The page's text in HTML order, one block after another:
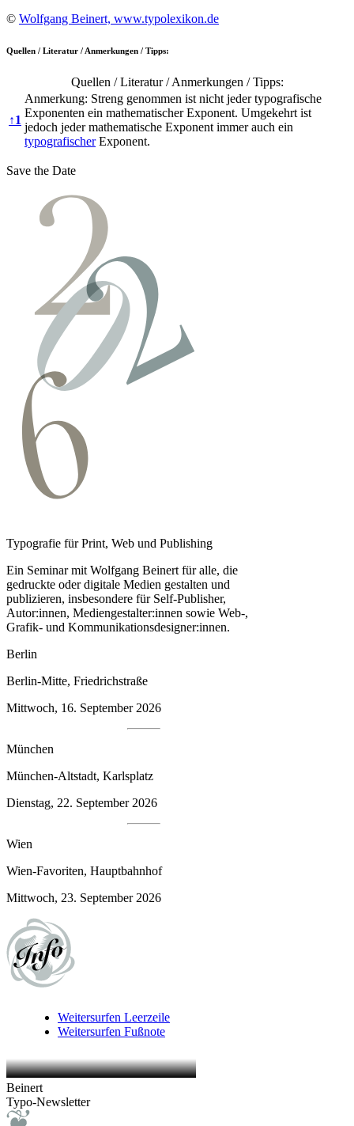
© Wolfgang Beinert, www.typolexikon.de
Quellen / Literatur / Anmerkungen / Tipps:
Quellen / Literatur / Anmerkungen / Tipps:
↑1
Anmerkung: Streng genommen ist nicht jeder typografische
Exponenten ein mathematischer Exponent. Umgekehrt ist
jedoch jeder mathematische Exponent immer auch ein
typografischerExponent.
Save the Date
Typografie für Print, Web und Publishing
Ein Seminar mit Wolfgang Beinert für alle, die
gedruckte oder digitale Medien gestalten und
publizieren, insbesondere für Self-Publisher,
Autor:innen, Medien­gestalter:innen sowie Web-,
Grafik- und Kommunikationsdesigner:innen.
Berlin
Berlin-Mitte, Friedrichstraße
Mittwoch, 16. September 2026
München
München-Altstadt, Karlsplatz
Dienstag, 22. September 2026
Wien
Wien-Favoriten, Hauptbahnhof
Mittwoch, 23. September 2026
Weitersurfen Leerzeile
Weitersurfen Fußnote
Beinert
Typo-Newsletter